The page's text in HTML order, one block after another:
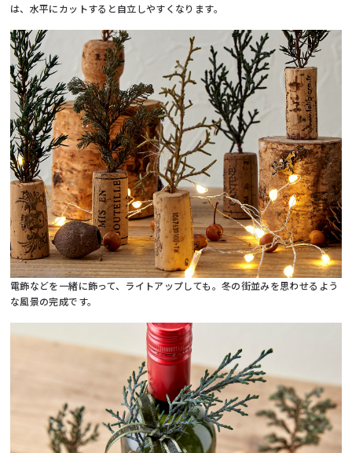
は、水平にカットすると自立しやすくなります。
電飾などを一緒に飾って、ライトアップしても。冬の街並みを思わせるよう
な風景の完成です。